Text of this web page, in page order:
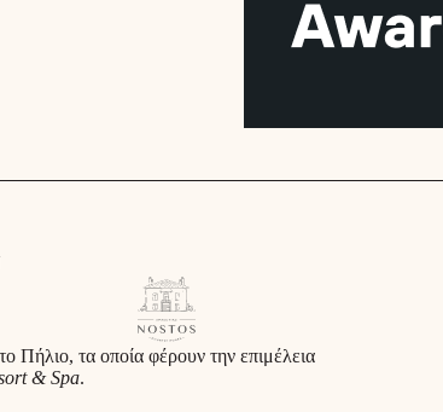
Πήλιο, τα οποία φέρουν την επιμέλεια
& Spa.